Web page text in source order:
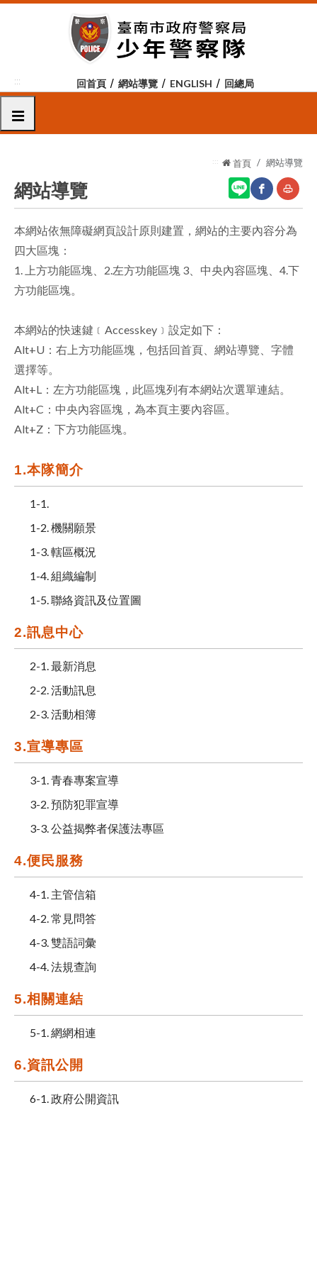
跳
容
塊
::: 回首頁 網站導覽 ENGLISH 回總局
選單
::: 首頁 網站導覽
網站導覽
網
分
友
列
本網站依無障礙網頁設計原則建置，網站的主要內容分為
四大區塊：
1. 上方功能區塊、2.左方功能區塊 3、中央內容區塊、4.下
方功能區塊。
本網站的快速鍵﹝Accesskey﹞設定如下：
Alt+U：右上方功能區塊，包括回首頁、網站導覽、字體
選擇等。
Alt+L：左方功能區塊，此區塊列有本網站次選單連結。
Alt+C：中央內容區塊，為本頁主要內容區。
Alt+Z：下方功能區塊。
1.本隊簡介
1-1.
1-2. 機關願景
1-3. 轄區概況
1-4. 組織編制
1-5. 聯絡資訊及位置圖
2.訊息中心
2-1. 最新消息
2-2. 活動訊息
2-3. 活動相簿
3.宣導專區
3-1. 青春專案宣導
3-2. 預防犯罪宣導
3-3. 公益揭弊者保護法專區
4.便民服務
4-1. 主管信箱
4-2. 常見問答
4-3. 雙語詞彙
4-4. 法規查詢
5.相關連結
5-1. 網網相連
6.資訊公開
6-1. 政府公開資訊